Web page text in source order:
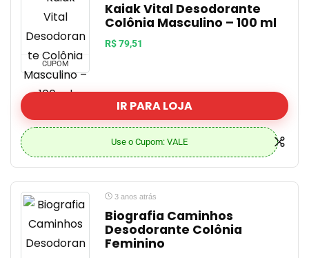
CUPOM
Kaiak Vital Desodorante
Colônia Masculino – 100 ml
R$ 79,51
IR PARA LOJA
Use o Cupom: VALE
3 anos atrás
Biografia Caminhos
Desodorante Colônia
Feminino